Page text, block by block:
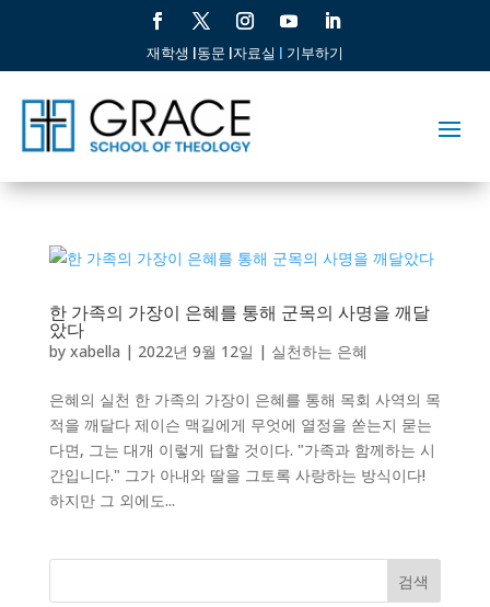
재학생 |동문 |자료실 | 기부하기
한 가족의 가장이 은혜를 통해 군목의 사명을 깨달
았다
by xabella | 2022년 9월 12일 | 실천하는 은혜
은혜의 실천 한 가족의 가장이 은혜를 통해 목회 사역의 목
적을 깨달다 제이슨 맥길에게 무엇에 열정을 쏟는지 묻는
다면, 그는 대개 이렇게 답할 것이다. "가족과 함께하는 시
간입니다." 그가 아내와 딸을 그토록 사랑하는 방식이다!
하지만 그 외에도...
검색